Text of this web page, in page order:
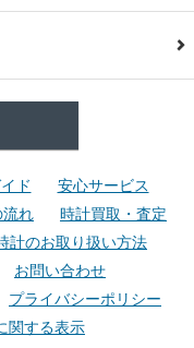
ド
安心サービス
れ
時計買取・査定
計のお取り扱い方法
お問い合わせ
プライバシーポリシー
関する表示